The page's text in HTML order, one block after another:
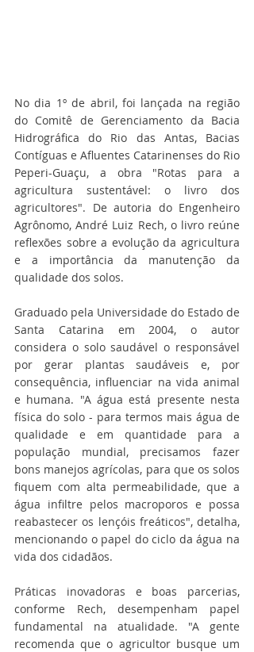
No dia 1º de abril, foi lançada na região
do Comitê de Gerenciamento da Bacia
Hidrográfica do Rio das Antas, Bacias
Contíguas e Afluentes Catarinenses do Rio
Peperi-Guaçu, a obra "Rotas para a
agricultura sustentável: o livro dos
agricultores". De autoria do Engenheiro
Agrônomo, André Luiz Rech, o livro reúne
reflexões sobre a evolução da agricultura
e a importância da manutenção da
qualidade dos solos.
Graduado pela Universidade do Estado de
Santa Catarina em 2004, o autor
considera o solo saudável o responsável
por gerar plantas saudáveis e, por
consequência, influenciar na vida animal
e humana. "A água está presente nesta
física do solo - para termos mais água de
qualidade e em quantidade para a
população mundial, precisamos fazer
bons manejos agrícolas, para que os solos
fiquem com alta permeabilidade, que a
água infiltre pelos macroporos e possa
reabastecer os lençóis freáticos", detalha,
mencionando o papel do ciclo da água na
vida dos cidadãos.
Práticas inovadoras e boas parcerias,
conforme Rech, desempenham papel
fundamental na atualidade. "A gente
recomenda que o agricultor busque um